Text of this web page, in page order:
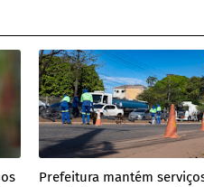
Prefeitura mantém